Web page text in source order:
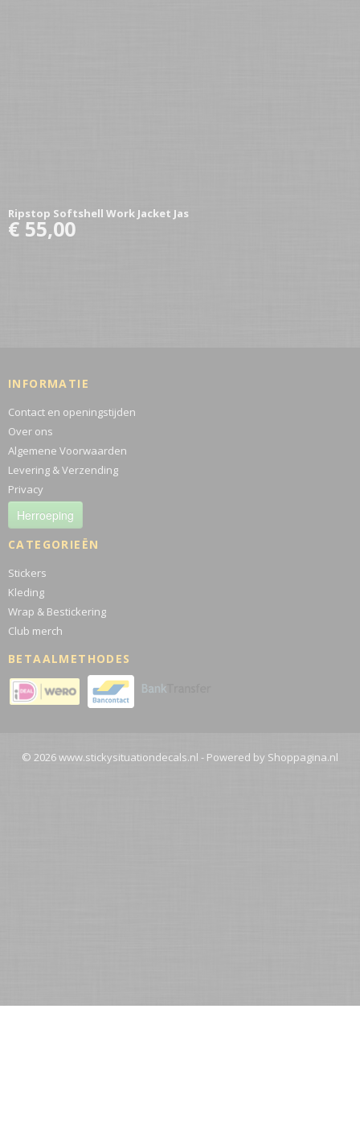
Ripstop Softshell Work Jacket Jas
€ 55,00
INFORMATIE
Contact en openingstijden
Over ons
Algemene Voorwaarden
Levering & Verzending
Privacy
Herroeping
CATEGORIEËN
Stickers
Kleding
Wrap & Bestickering
Club merch
BETAALMETHODES
© 2026 www.stickysituationdecals.nl - Powered by Shoppagina.nl